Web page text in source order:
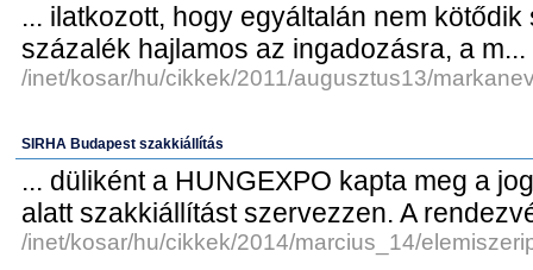
... ilatkozott, hogy egyáltalán nem
százalék hajlamos az ingadozásra, a m...
/inet/kosar/hu/cikkek/2011/augusztus13/
SIRHA Budapest szakkiállítás
... düliként a HUNGEXPO kapta meg a
alatt szakkiállítást szervezzen. A
/inet/kosar/hu/cikkek/2014/marcius_14/